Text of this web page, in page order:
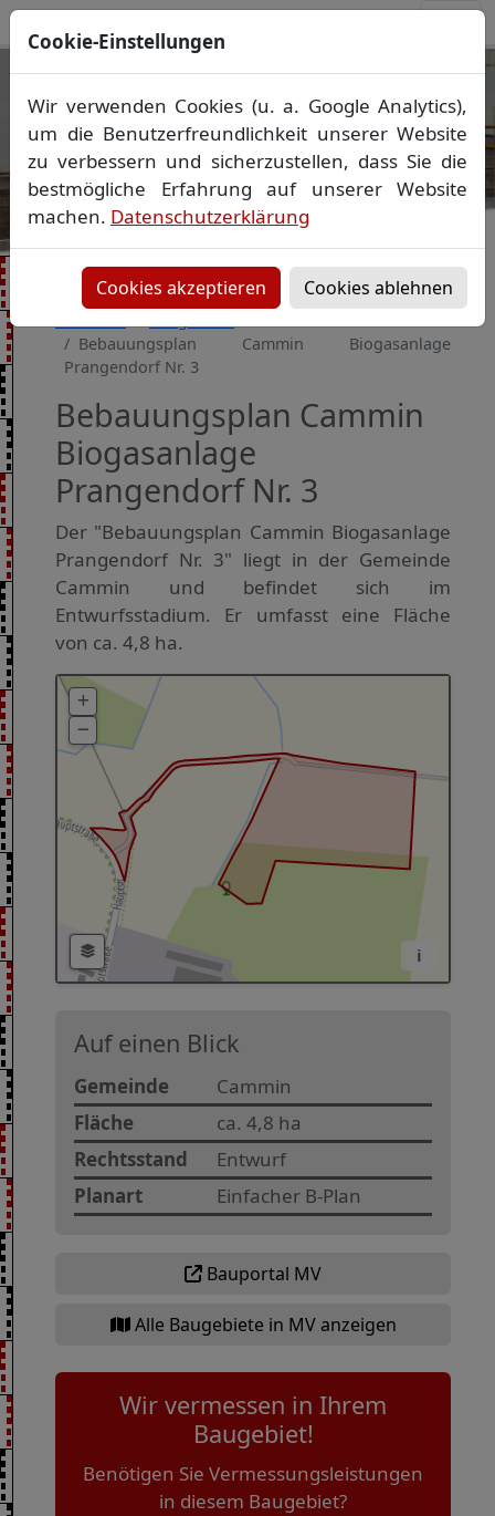
Ihr Vermessungsbüro in
Mecklenburg-Vorpommern
Wir vermessen Ihr Grundstück
Lageplan Absteckung▪Bauvermessung ▪
Gebäudeeinmessung
Grenzfeststellung▪Amtliche Auskünfte und
Vorheriges Bild
Bebauungsplan Cammin Biogasanlage
Prangendorf Nr. 3
Bebauungsplan Cammin
Biogasanlage
Prangendorf Nr. 3
Der "Bebauungsplan Cammin Biogasanlage
Prangendorf Nr. 3" liegt in der Gemeinde
Cammin und befindet sich im
Entwurfsstadium. Er umfasst eine Fläche
von ca. 4,8 ha.
i
Auf einen Blick
Gemeinde
Cammin
Fläche
ca. 4,8 ha
Rechtsstand
Entwurf
Planart
Einfacher B-Plan
Bauportal MV
Alle Baugebiete in MV anzeigen
Wir vermessen in Ihrem
Baugebiet!
Benötigen Sie Vermessungsleistungen
in diesem Baugebiet?
Cookie-Einstellungen
Wir verwenden Cookies (u. a. Google Analytics),
um die Benutzerfreundlichkeit unserer Website
zu verbessern und sicherzustellen, dass Sie die
bestmögliche Erfahrung auf unserer Website
machen. Datenschutzerklärung
Cookies akzeptieren Cookies ablehnen